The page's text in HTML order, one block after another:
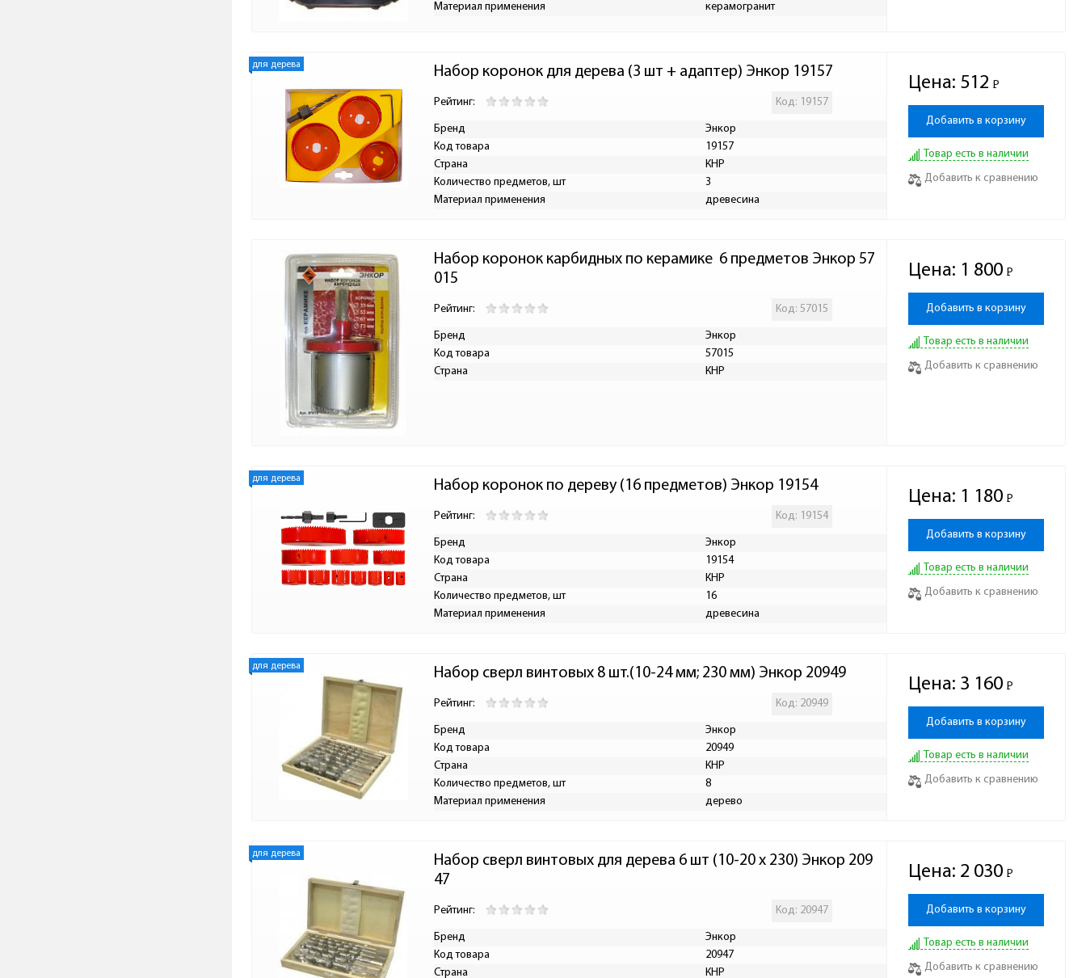
Материал применения
керамогранит
для дерева Набор коронок для дерева (3 шт + адаптер) Энкор 19157
Рейтинг: Код: 19157
Бренд
Энкор
Код товара
19157
Страна
КНР
Количество предметов, шт
3
Материал применения
древесина
Цена: 512 Р
-
Добавить в корзину
Товар есть в наличии
Добавить к сравнению
Набор коронок карбидных по керамике  6 предметов Энкор 57
015
Рейтинг: Код: 57015
Бренд
Энкор
Код товара
57015
Страна
КНР
Цена: 1 800 Р
-
Добавить в корзину
Товар есть в наличии
Добавить к сравнению
для дерева Набор коронок по дереву (16 предметов) Энкор 19154
Рейтинг: Код: 19154
Бренд
Энкор
Код товара
19154
Страна
КНР
Количество предметов, шт
16
Материал применения
древесина
Цена: 1 180 Р
-
Добавить в корзину
Товар есть в наличии
Добавить к сравнению
для дерева Набор сверл винтовых 8 шт.(10-24 мм; 230 мм) Энкор 20949
Рейтинг: Код: 20949
Бренд
Энкор
Код товара
20949
Страна
КНР
Количество предметов, шт
8
Материал применения
дерево
Цена: 3 160 Р
-
Добавить в корзину
Товар есть в наличии
Добавить к сравнению
для дерева
Набор сверл винтовых для дерева 6 шт (10-20 x 230) Энкор 209
47
Рейтинг: Код: 20947
Бренд
Энкор
Код товара
20947
Страна
КНР
Цена: 2 030 Р
-
Добавить в корзину
Товар есть в наличии
Добавить к сравнению